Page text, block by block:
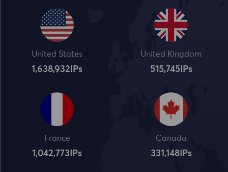
United States
1,638,932 IPs
United Kingdom
515,745IPs
France
1,042,773 IPs
Canada
331,148IPs